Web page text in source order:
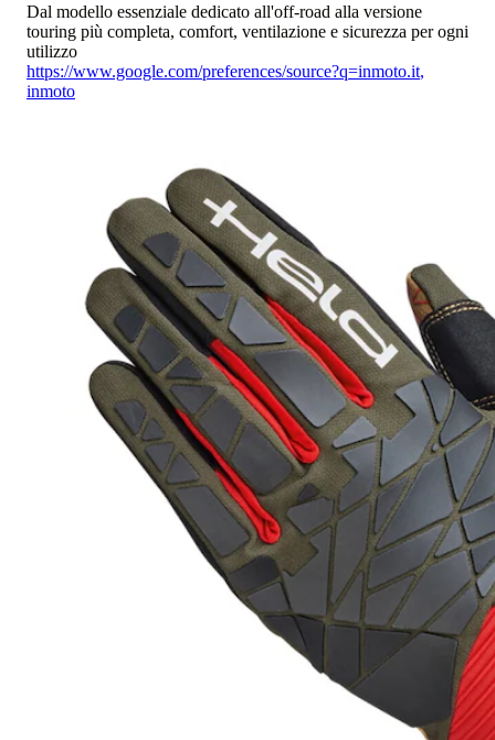
Dal modello essenziale dedicato all'off-road alla versione
touring più completa, comfort, ventilazione e sicurezza per ogni
utilizzo
https://www.google.com/preferences/source?q=inmoto.it,
inmoto